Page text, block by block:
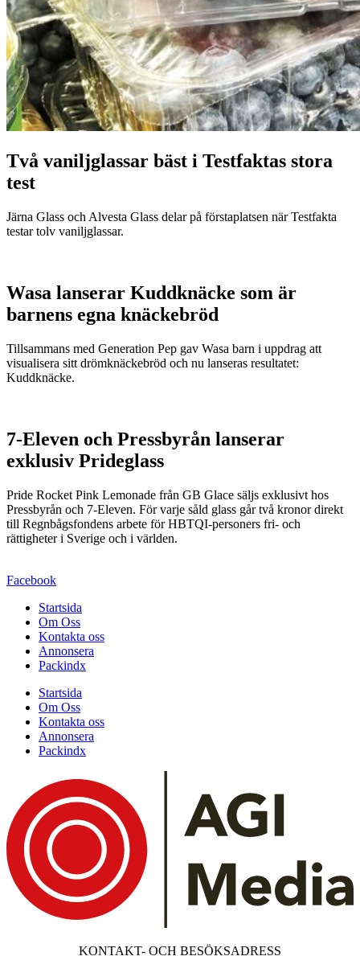
Två vaniljglassar bäst i Testfaktas stora
test
Järna Glass och Alvesta Glass delar på förstaplatsen när Testfakta
testar tolv vaniljglassar.
Wasa lanserar Kuddknäcke som är
barnens egna knäckebröd
Tillsammans med Generation Pep gav Wasa barn i uppdrag att
visualisera sitt drömknäckebröd och nu lanseras resultatet:
Kuddknäcke.
7-Eleven och Pressbyrån lanserar
exklusiv Prideglass
Pride Rocket Pink Lemonade från GB Glace säljs exklusivt hos
Pressbyrån och 7-Eleven. För varje såld glass går två kronor direkt
till Regnbågsfondens arbete för HBTQI-personers fri- och
rättigheter i Sverige och i världen.
Facebook
Startsida
Om Oss
Kontakta oss
Annonsera
Packindx
Startsida
Om Oss
Kontakta oss
Annonsera
Packindx
KONTAKT- OCH BESÖKSADRESS